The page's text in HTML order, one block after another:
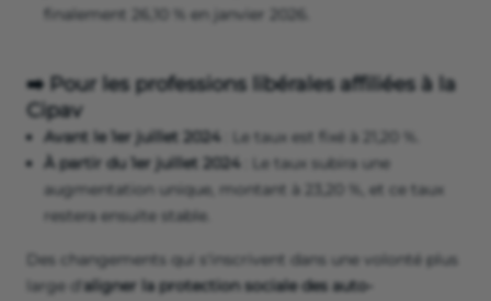
finalement 26,10 % en janvier 2026​​.
➡️ Pour les professions libérales affiliées à la
Cipav
Avant le 1er juillet 2024 : Le taux est fixé à 21,20 %.
À partir du 1er juillet 2024 : Le taux subira une
augmentation unique, montant à 23,20 %, et ce taux
restera ensuite stable​.
Des changements qui s'inscrivent dans une volonté plus
large d' aligner la protection sociale des auto-